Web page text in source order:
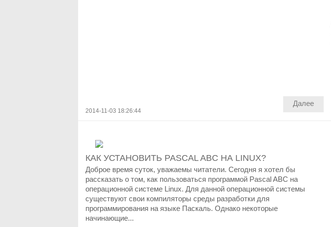
2014-11-03 18:26:44
Далее
КАК УСТАНОВИТЬ PASCAL ABC НА LINUX?
Доброе время суток, уважаемы читатели. Сегодня я хотел бы
рассказать о том, как пользоваться программой Pascal ABC на
операционной системе Linux. Для данной операционной системы
существуют свои компиляторы среды разработки для
программирования на языке Паскаль. Однако некоторые
начинающие...